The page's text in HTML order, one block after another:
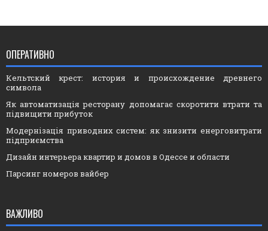
ОПЕРАТИВНО
Кельтский крест: история и происхождение древнего
символа
Як автоматизація ресторану допомагає скоротити втрати та
підвищити прибуток
Модернізація приводних систем: як знизити енерговитрати
підприємства
Дизайн интерьера квартир и домов в Одессе и области
Парсинг номеров вайбер
ВАЖЛИВО